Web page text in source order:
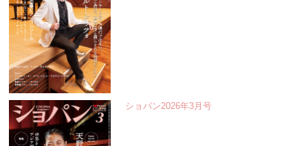
ショパン2026年3月号